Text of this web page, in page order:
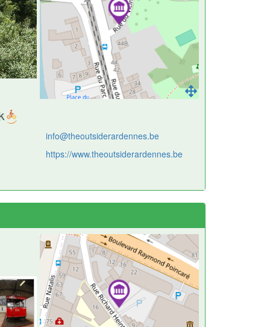
info@theoutsiderardennes.be
https://www.theoutsiderardennes.be